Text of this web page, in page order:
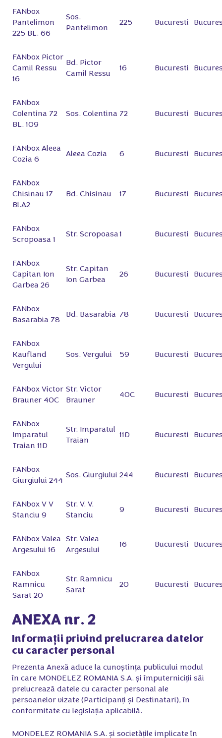
FANbox
Pantelimon
225 BL. 66
Sos.
Pantelimon
225 Bucuresti
FANbox Pictor
Camil Ressu
16
Bd. Pictor
Camil Ressu
16 Bucuresti
FANbox
Colentina 72
BL. 109
Sos. Colentina 72 Bucuresti
FANbox Aleea
Cozia 6
Aleea Cozia 6 Bucuresti
FANbox
Chisinau 17
Bl.A2
Bd. Chisinau 17 Bucuresti
FANbox
Scropoasa 1
Str. Scropoasa1 Bucuresti
FANbox
Capitan Ion
Garbea 26
Str. Capitan
Ion Garbea
26 Bucuresti
FANbox
Basarabia 78
Bd. Basarabia 78 Bucuresti
FANbox
Kaufland
Vergului
Sos. Vergului 59 Bucuresti
FANbox Victor
Brauner 40C
Str. Victor
Brauner
40C Bucuresti
FANbox
Imparatul
Traian 11D
Str. Imparatul
Traian
11D Bucuresti
FANbox
Giurgiului 244
Sos. Giurgiului 244 Bucuresti
FANbox V V
Stanciu 9
Str. V. V.
Stanciu
9 Bucuresti
FANbox Valea
Argesului 16
Str. Valea
Argesului
16 Bucuresti
FANbox
Ramnicu
Sarat 20
Str. Ramnicu
Sarat
20 Bucuresti
ANEXA nr. 2
Informații privind prelucrarea datelor
cu caracter personal
Prezenta Anexă aduce la cunoștința publicului modul
în care MONDELEZ ROMANIA S.A. și împuterniciții săi
prelucrează datele cu caracter personal ale
persoanelor vizate (Participanți și Destinatari), în
conformitate cu legislația aplicabilă.
MONDELEZ ROMANIA S.A. și societățile implicate în